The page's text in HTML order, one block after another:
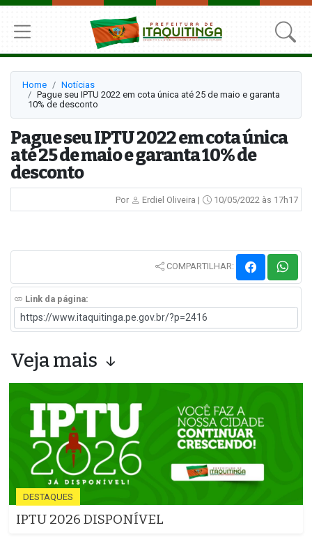
Home
Notícias
Pague seu IPTU 2022 em cota única até 25 de maio e garanta
10% de desconto
Pague seu IPTU 2022 em cota única
até 25 de maio e garanta 10% de
desconto
Por Erdiel Oliveira | 10/05/2022 às 17h17
COMPARTILHAR:
Link da página:
Veja mais
DESTAQUES
IPTU 2026 DISPONÍVEL